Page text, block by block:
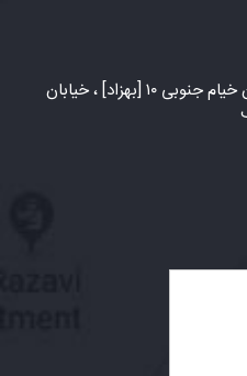
شهر مشهد، بلوار سجاد ، خیابان خیام جنوبی ۱۰ [بهزاد] ، خیابان